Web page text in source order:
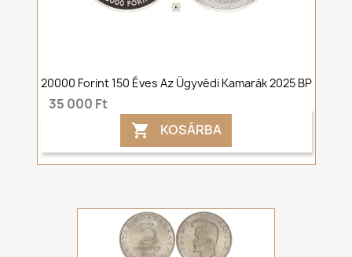
20000 Forint 150 Éves Az Ügyvédi Kamarák 2025 BP
35 000 Ft
 KOSÁRBA